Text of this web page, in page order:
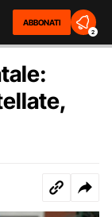
ABBONATI
2